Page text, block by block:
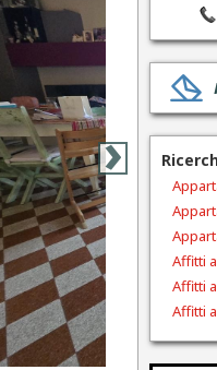
›
Affitti
Affitti
Affitti